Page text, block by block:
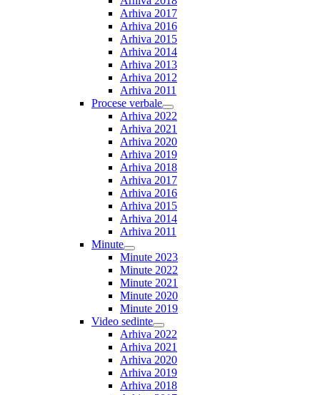
Arhiva 2017
Arhiva 2016
Arhiva 2015
Arhiva 2014
Arhiva 2013
Arhiva 2012
Arhiva 2011
Procese verbale
Show
sub
menu
Arhiva 2022
Arhiva 2021
Arhiva 2020
Arhiva 2019
Arhiva 2018
Arhiva 2017
Arhiva 2016
Arhiva 2015
Arhiva 2014
Arhiva 2011
Minute
Show
sub
menu
Minute 2023
Minute 2022
Minute 2021
Minute 2020
Minute 2019
Video sedinte
Show
sub
menu
Arhiva 2022
Arhiva 2021
Arhiva 2020
Arhiva 2019
Arhiva 2018